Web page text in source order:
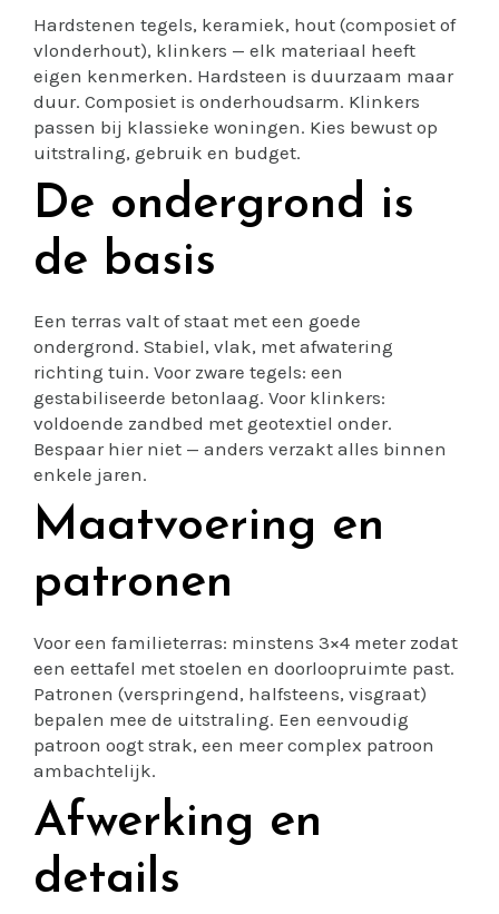
Hardstenen tegels, keramiek, hout (composiet of
vlonderhout), klinkers — elk materiaal heeft
eigen kenmerken. Hardsteen is duurzaam maar
duur. Composiet is onderhoudsarm. Klinkers
passen bij klassieke woningen. Kies bewust op
uitstraling, gebruik en budget.
De ondergrond is
de basis
Een terras valt of staat met een goede
ondergrond. Stabiel, vlak, met afwatering
richting tuin. Voor zware tegels: een
gestabiliseerde betonlaag. Voor klinkers:
voldoende zandbed met geotextiel onder.
Bespaar hier niet — anders verzakt alles binnen
enkele jaren.
Maatvoering en
patronen
Voor een familieterras: minstens 3×4 meter zodat
een eettafel met stoelen en doorloopruimte past.
Patronen (verspringend, halfsteens, visgraat)
bepalen mee de uitstraling. Een eenvoudig
patroon oogt strak, een meer complex patroon
ambachtelijk.
Afwerking en
details